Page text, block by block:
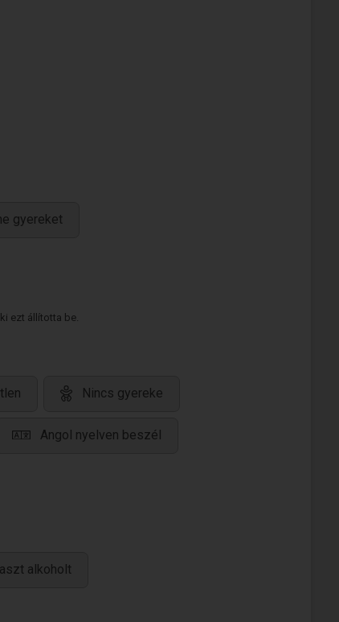
gyereket
ezt állította be.
Nincs gyereke
Angol nyelven beszél
alkoholt